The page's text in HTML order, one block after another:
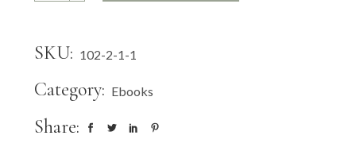
SKU: 102-2-1-1
Category: Ebooks
Share: